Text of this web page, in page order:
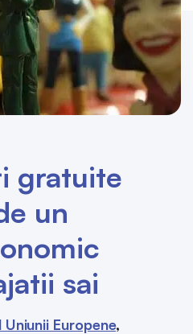
gratuite
un
sai
Europene